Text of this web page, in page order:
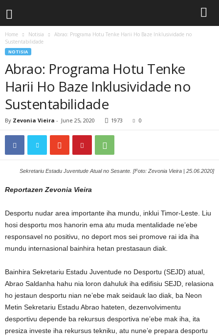
Home Notisia
Abrao: Programa Hotu Tenke Harii Ho Baze Inklusividade no
Sustentabilidade
NOTISIA
Abrao: Programa Hotu Tenke
Harii Ho Baze Inklusividade no
Sustentabilidade
By Zevonia Vieira - June 25, 2020 1973 0
Sekretariu Estadu Juventude Atual no Sesante. [Foto: Zevonia Vieira | 25.06.2020]
Reportazen Zevonia Vieira
Desportu nudar area importante iha mundu, inklui Timor-Leste. Liu
hosi desportu mos hanorin ema atu muda mentalidade ne’ebe
responsavel no positivu, no deport mos sei promove rai ida iha
mundu internasional bainhira hetan prestasaun diak.
Bainhira Sekretariu Estadu Juventude no Desportu (SEJD) atual,
Abrao Saldanha hahu nia loron dahuluk iha edifisiu SEJD, relasiona
ho jestaun desportu nian ne’ebe mak seidauk lao diak, ba Neon
Metin Sekretariu Estadu Abrao hateten, dezenvolvimentu
desportivu depende ba rekursus desportiva ne’ebe mak iha, ita
presiza investe iha rekursus tekniku, atu nune’e prepara desportu